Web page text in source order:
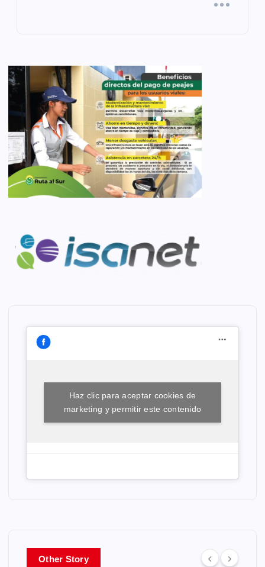
Haz clic para aceptar cookies de
marketing y permitir este contenido
Other Story